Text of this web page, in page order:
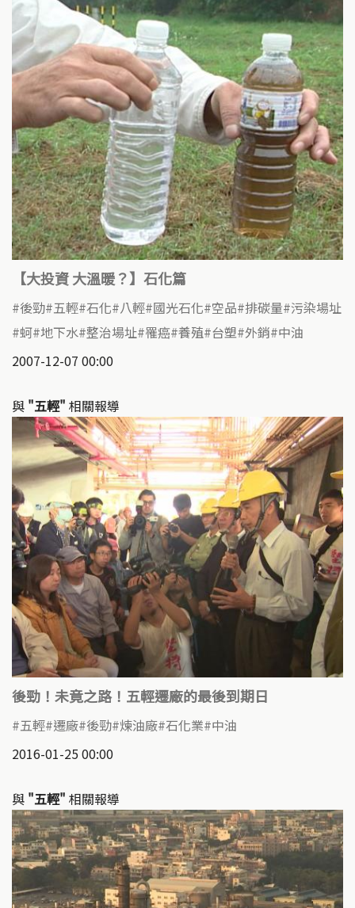
【大投資 大溫暖？】石化篇
後勁 五輕 石化 八輕 國光石化 空品 排碳量 污染場址
蚵 地下水 整治場址 罹癌 養殖 台塑 外銷 中油
2007-12-07 00:00
與 "五輕" 相關報導
後勁！未竟之路！五輕遷廠的最後到期日
五輕 遷廠 後勁 煉油廠 石化業 中油
2016-01-25 00:00
與 "五輕" 相關報導